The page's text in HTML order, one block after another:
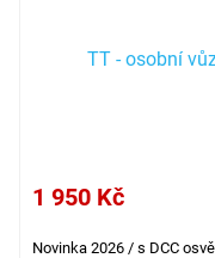
TT - osobní
1 950 Kč
Novinka 2026 / s DCC